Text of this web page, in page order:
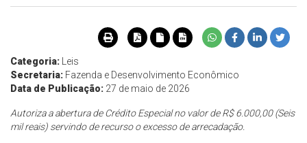
Categoria:
Leis
Secretaria: Fazenda e Desenvolvimento Econômico
Data de Publicação: 27 de maio de 2026
Autoriza a abertura de Crédito Especial no valor de R$ 6.000,00 (Seis
mil reais) servindo de recurso o excesso de arrecadação.